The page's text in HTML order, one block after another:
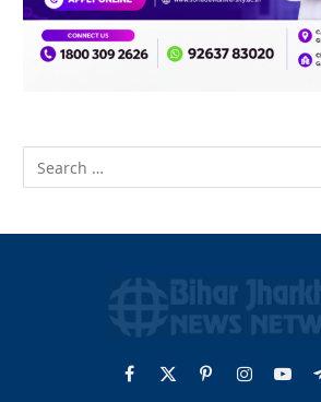
Facebook
X
PinterestInstagram